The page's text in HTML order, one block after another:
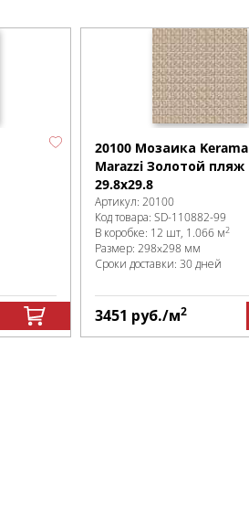
20100 Мозаика Kerama
Marazzi Золотой пляж
29.8х29.8
Артикул: 20100
Код товара: SD-110882-99
В коробке: 12 шт, 1.066 м2
Размер: 298x298 мм
Сроки доставки: 30 дней
3451 руб./м2